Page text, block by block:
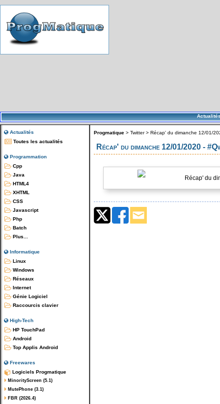
Actualités
Toutes les actualités
Programmation
Cpp
Java
HTML4
XHTML
CSS
Javascript
Php
Batch
Plus...
Informatique
Linux
Windows
Réseaux
Internet
Génie Logiciel
Raccourcis clavier
High-Tech
HP TouchPad
Android
Top Applis Android
Freewares
Logiciels Progmatique
MinorityScreen (5.1)
MutePhone (3.1)
FBR (2026.4)
Progmatique > Twitter> Récap' du dimanche 12/01/
Récap' du dimanche 12/01/2020 -
Récap' du